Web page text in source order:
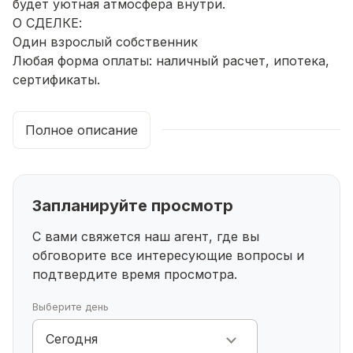
будет уютная атмосфера внутри.
О СДЕЛКЕ:
Один взрослый собственник
Любая форма оплаты: наличный расчет, ипотека,
сертификаты.
ИНФРАСТРУКТУРА:
Все в шаговой доступности
Школа в 7х минутах пешком №8, №10В 2-х
И. Кувыкина, Октябрьский коммунально-
строительный колледж
Детская поликлиника №1 в пешей доступности
Магазины рядом с домом: Магнит, Пятерочка, КБ,
Успейте записаться на просмотр, звоните прямо
сейчас!
Полное описание
Запланируйте просмотр
С вами свяжется наш агент, где вы
обговорите все интересующие вопросы и
подтвердите время просмотра.
Выберите день
Сегодня